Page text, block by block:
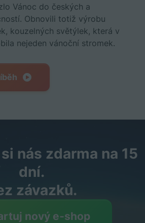
Vánoc do českých a
Obnovili totiž výrobu
kouzelných světýlek, která v
nejeden vánoční stromek.
nás zdarma na 15
dní.
závazků.
nový e‑shop